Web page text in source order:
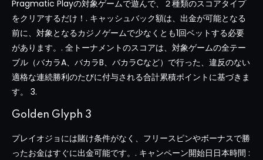
Pragmatic Playの対象ゲームで遊んで、２種類のスコアタイプ
をクリアするだけ！. キャッシュバック額は、出金が可能となる
前に、対象となるカジノゲームで少なくとも1回ベットする必要
があります。. 全トーナメントのスコアは、対象ゲームの全テー
ブル（バカラA、バカラB、バカラCなど）で行った、違反のない
適格な連続勝利のたびに付与される合計累積ポイントに基づきま
す。 3.
Golden Glyph 3
プレイオジョには賭け条件がなく、フリースピンやボーナスで勝
ったお金はすぐに出金可能です。. キャンペーン開始日日本時間 :